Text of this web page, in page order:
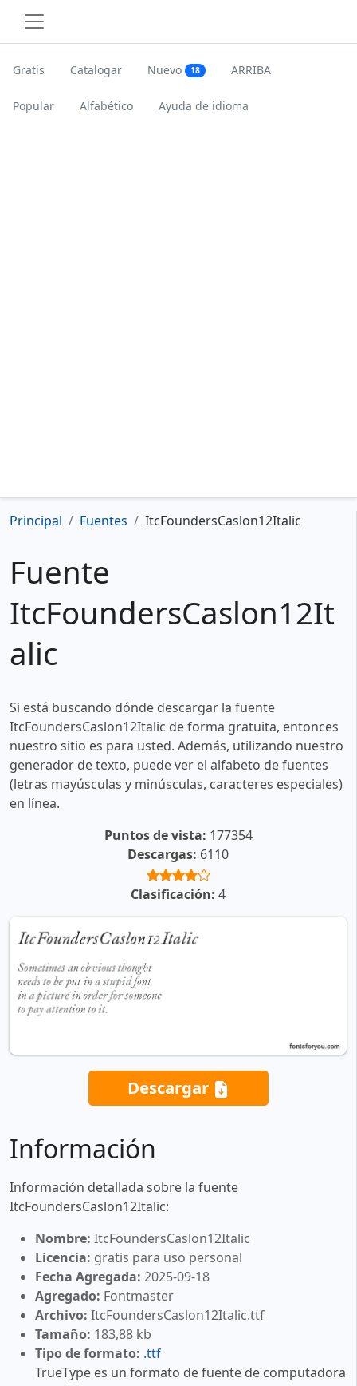
Gratis Catalogar Nuevo 18 ARRIBA
Popular Alfabético Ayuda de idioma
Principal Fuentes ItcFoundersCaslon12Italic
Fuente
ItcFoundersCaslon12It
alic
Si está buscando dónde descargar la fuente
ItcFoundersCaslon12Italic de forma gratuita, entonces
nuestro sitio es para usted. Además, utilizando nuestro
generador de texto, puede ver el alfabeto de fuentes
(letras mayúsculas y minúsculas, caracteres especiales)
en línea.
Puntos de vista: 177354
Descargas: 6110
Clasificación: 4
Descargar
Información
Información detallada sobre la fuente
ItcFoundersCaslon12Italic:
Nombre: ItcFoundersCaslon12Italic
Licencia: gratis para uso personal
Fecha Agregada: 2025-09-18
Agregado: Fontmaster
Archivo: ItcFoundersCaslon12Italic.ttf
Tamaño: 183,88 kb
Tipo de formato: .ttf
TrueType es un formato de fuente de computadora